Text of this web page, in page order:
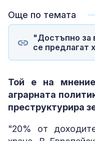
Още по темата
"Достъпно за
се предлагат
Той е на
аграрната
преструктурира
"20% от